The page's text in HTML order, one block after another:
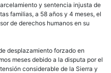
y sentencia injusta de
familias, a 58 años y 4 meses, el
de derechos humanos en su
desplazamiento forzado en
meses debido a la disputa por el
considerable de la Sierra y